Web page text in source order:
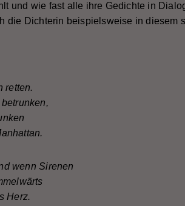
und wie fast alle ihre Gedichte in
die Dichterin beispielsweise in diesem
retten.
wenn Sirenen
Herz.